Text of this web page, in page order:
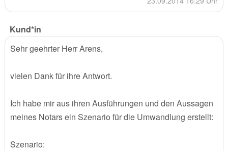
Kund*in
Sehr geehrter Herr Arens,
vielen Dank für ihre Antwort.
Ich habe mir aus ihren Ausführungen und den Aussagen
meines Notars ein Szenario für die Umwandlung erstellt:
Szenario: